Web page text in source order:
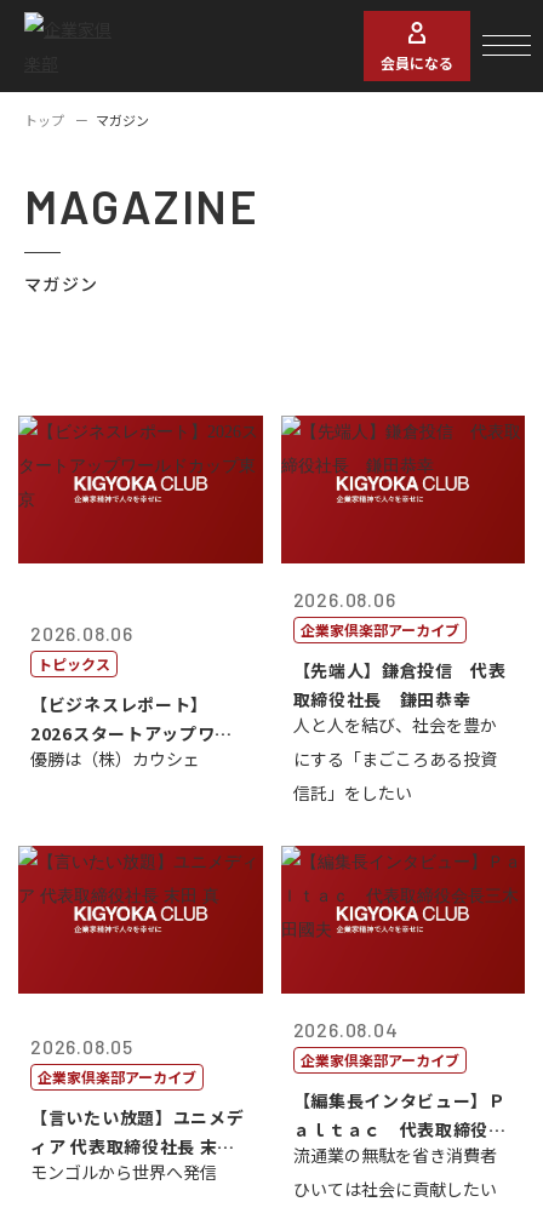
会員になる
トップ マガジン
MAGAZINE
マガジン
2026.08.06
トピックス
【ビジネスレポート】
2026スタートアップワー
ルドカップ東京
優勝は（株）カウシェ
2026.08.06
企業家倶楽部アーカイブ
【先端人】鎌倉投信 代表
取締役社長 鎌田恭幸
人と人を結び、社会を豊か
にする「まごころある投資
信託」をしたい
2026.08.05
企業家倶楽部アーカイブ
【言いたい放題】ユニメデ
ィア 代表取締役社長 末田
真
モンゴルから世界へ発信
2026.08.04
企業家倶楽部アーカイブ
【編集長インタビュー】Ｐ
ａｌｔａｃ 代表取締役会
長三木田國夫
流通業の無駄を省き消費者
ひいては社会に貢献したい